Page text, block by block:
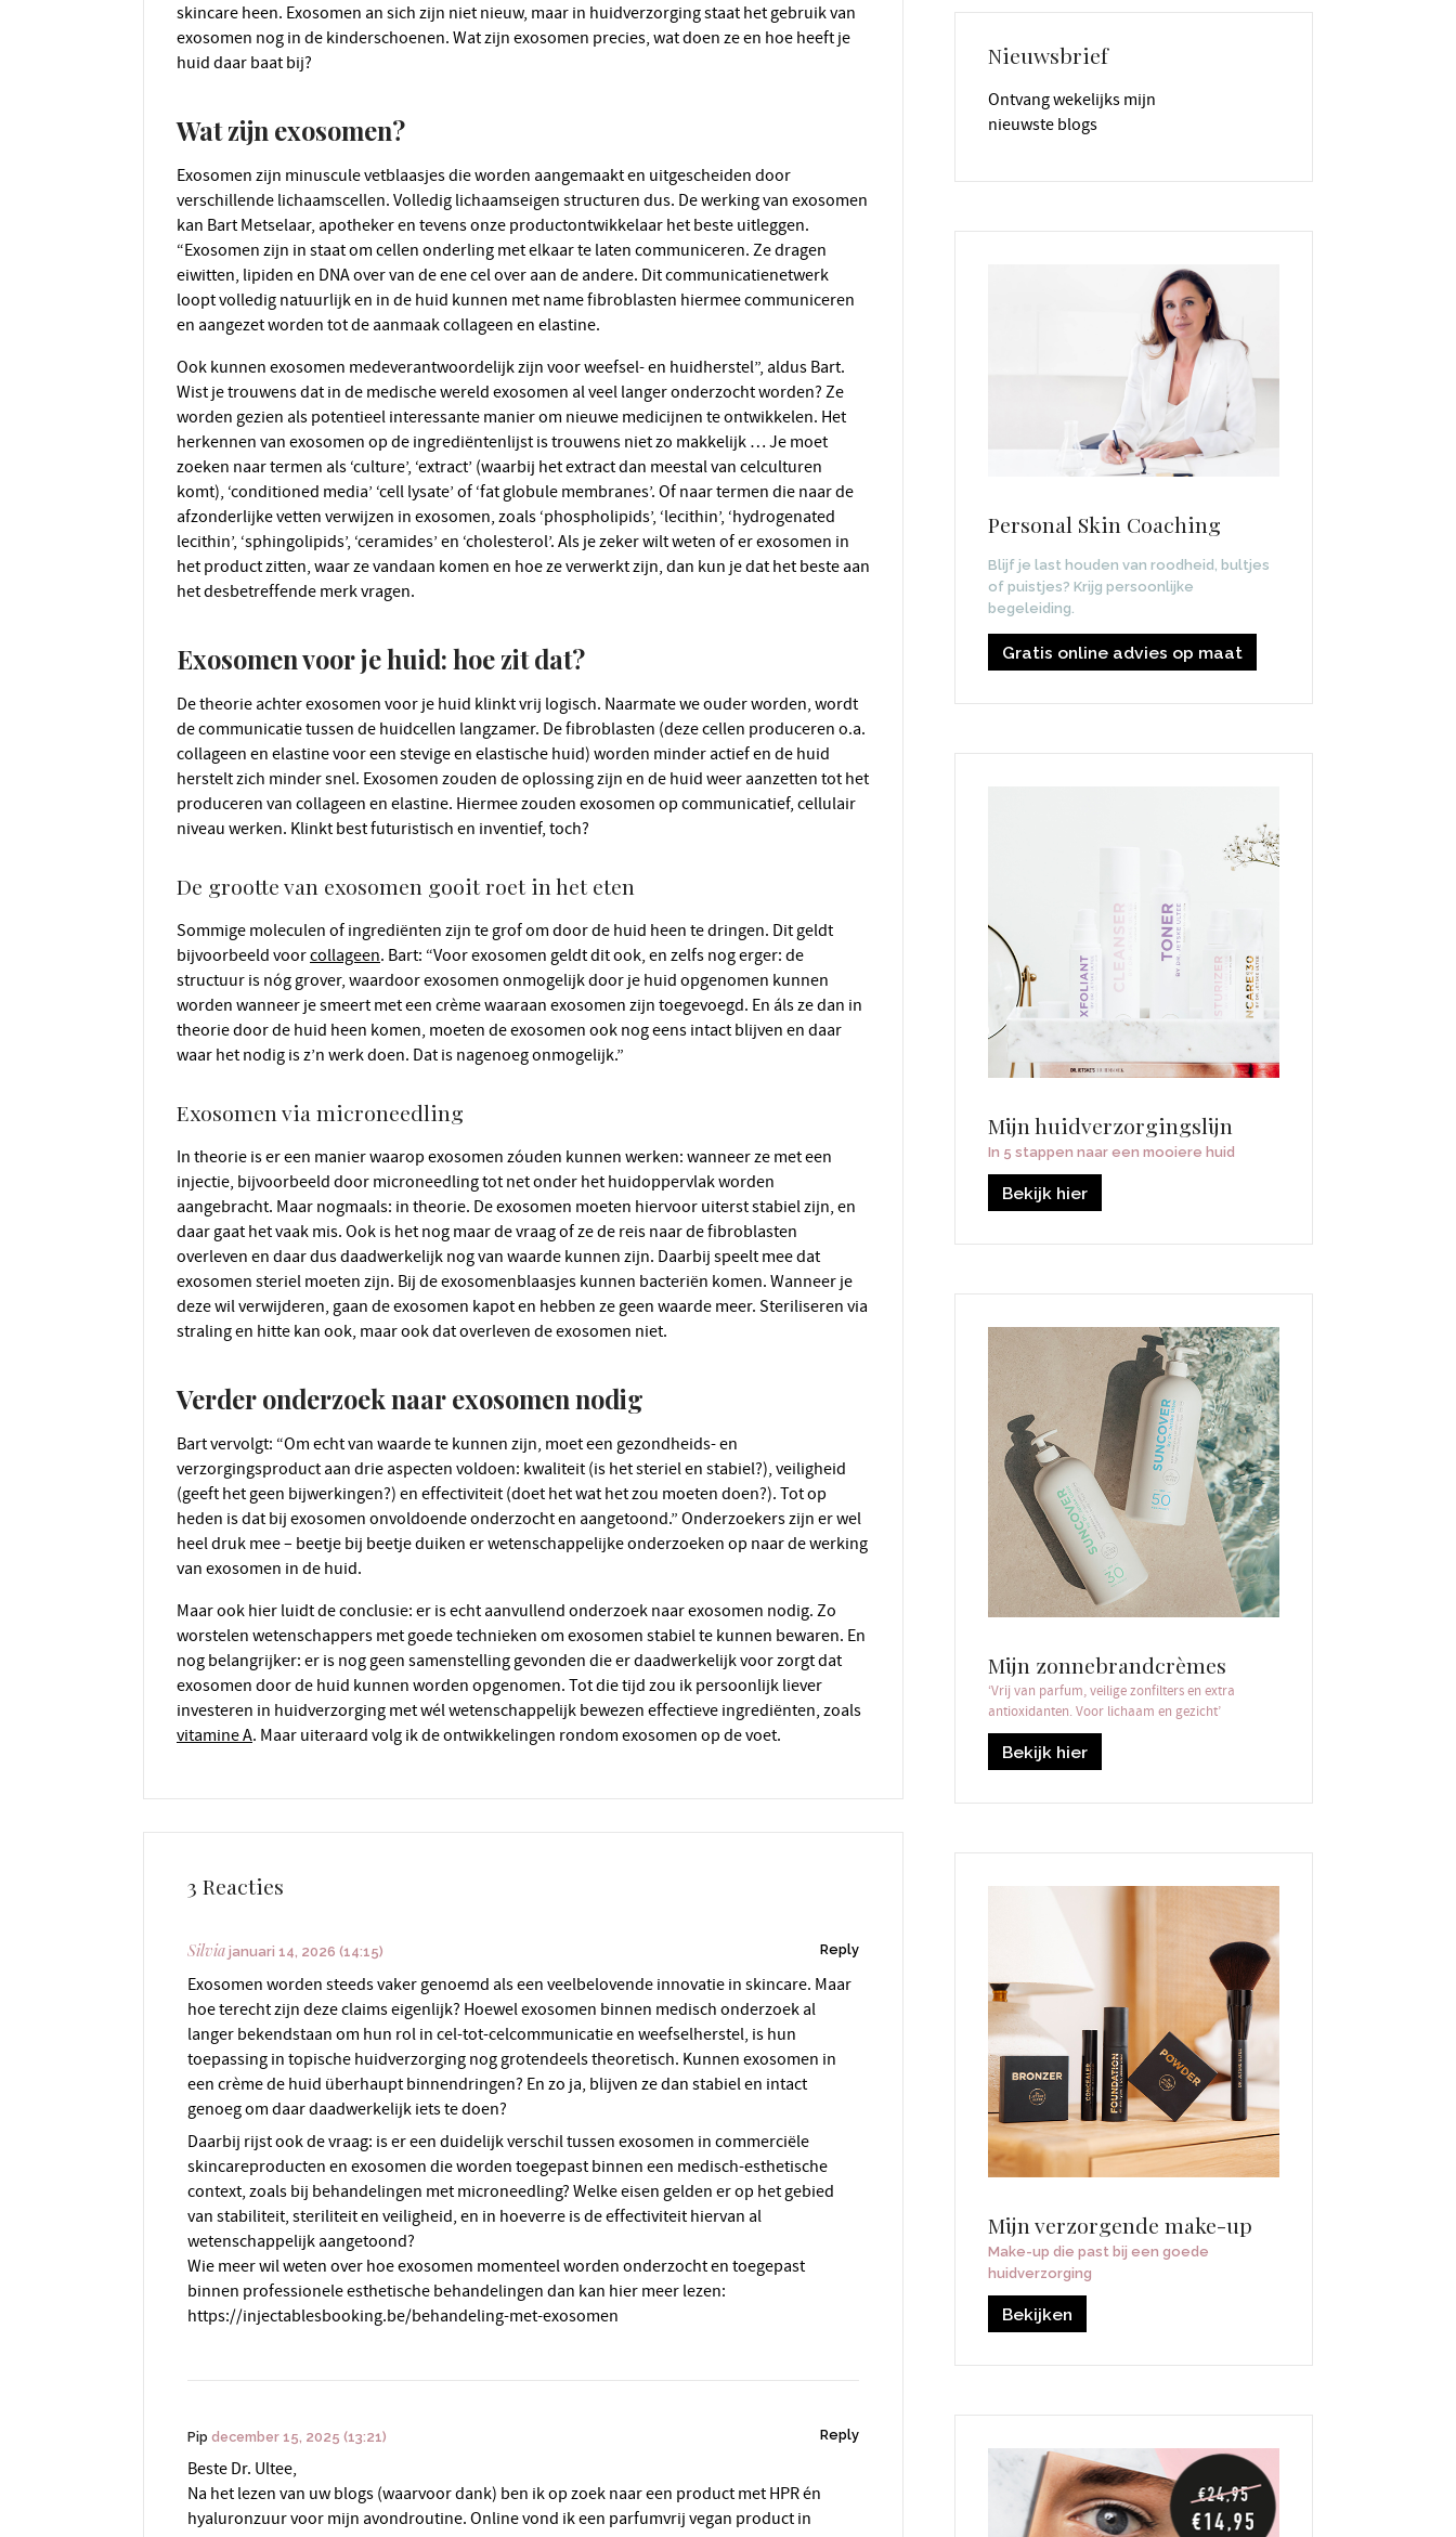
skincare heen. Exosomen an sich zijn niet nieuw, maar in huidverzorging staat het gebruik van
exosomen nog in de kinderschoenen. Wat zijn exosomen precies, wat doen ze en hoe heeft je
huid daar baat bij?
Wat zijn exosomen?
Exosomen zijn minuscule vetblaasjes die worden aangemaakt en uitgescheiden door
verschillende lichaamscellen. Volledig lichaamseigen structuren dus. De werking van exosomen
kan Bart Metselaar, apotheker en tevens onze productontwikkelaar het beste uitleggen.
“Exosomen zijn in staat om cellen onderling met elkaar te laten communiceren. Ze dragen
eiwitten, lipiden en DNA over van de ene cel over aan de andere. Dit communicatienetwerk
loopt volledig natuurlijk en in de huid kunnen met name fibroblasten hiermee communiceren
en aangezet worden tot de aanmaak collageen en elastine.
Ook kunnen exosomen medeverantwoordelijk zijn voor weefsel- en huidherstel”, aldus Bart.
Wist je trouwens dat in de medische wereld exosomen al veel langer onderzocht worden? Ze
worden gezien als potentieel interessante manier om nieuwe medicijnen te ontwikkelen. Het
herkennen van exosomen op de ingrediëntenlijst is trouwens niet zo makkelijk … Je moet
zoeken naar termen als ‘culture’, ‘extract’ (waarbij het extract dan meestal van celculturen
komt), ‘conditioned media’ ‘cell lysate’ of ‘fat globule membranes’. Of naar termen die naar de
afzonderlijke vetten verwijzen in exosomen, zoals ‘phospholipids’, ‘lecithin’, ‘hydrogenated
lecithin’, ‘sphingolipids’, ‘ceramides’ en ‘cholesterol’. Als je zeker wilt weten of er exosomen in
het product zitten, waar ze vandaan komen en hoe ze verwerkt zijn, dan kun je dat het beste aan
het desbetreffende merk vragen.
Exosomen voor je huid: hoe zit dat?
De theorie achter exosomen voor je huid klinkt vrij logisch. Naarmate we ouder worden, wordt
de communicatie tussen de huidcellen langzamer. De fibroblasten (deze cellen produceren o.a.
collageen en elastine voor een stevige en elastische huid) worden minder actief en de huid
herstelt zich minder snel. Exosomen zouden de oplossing zijn en de huid weer aanzetten tot het
produceren van collageen en elastine. Hiermee zouden exosomen op communicatief, cellulair
niveau werken. Klinkt best futuristisch en inventief, toch?
De grootte van exosomen gooit roet in het eten
Sommige moleculen of ingrediënten zijn te grof om door de huid heen te dringen. Dit geldt
bijvoorbeeld voorcollageen. Bart: “Voor exosomen geldt dit ook, en zelfs nog erger: de
structuur is nóg grover, waardoor exosomen onmogelijk door je huid opgenomen kunnen
worden wanneer je smeert met een crème waaraan exosomen zijn toegevoegd. En áls ze dan in
theorie door de huid heen komen, moeten de exosomen ook nog eens intact blijven en daar
waar het nodig is z’n werk doen. Dat is nagenoeg onmogelijk.”
Exosomen via microneedling
In theorie is er een manier waarop exosomen zóuden kunnen werken: wanneer ze met een
injectie, bijvoorbeeld door microneedling tot net onder het huidoppervlak worden
aangebracht. Maar nogmaals: in theorie. De exosomen moeten hiervoor uiterst stabiel zijn, en
daar gaat het vaak mis. Ook is het nog maar de vraag of ze de reis naar de fibroblasten
overleven en daar dus daadwerkelijk nog van waarde kunnen zijn. Daarbij speelt mee dat
exosomen steriel moeten zijn. Bij de exosomenblaasjes kunnen bacteriën komen. Wanneer je
deze wil verwijderen, gaan de exosomen kapot en hebben ze geen waarde meer. Steriliseren via
straling en hitte kan ook, maar ook dat overleven de exosomen niet.
Verder onderzoek naar exosomen nodig
Bart vervolgt: “Om echt van waarde te kunnen zijn, moet een gezondheids- en
verzorgingsproduct aan drie aspecten voldoen: kwaliteit (is het steriel en stabiel?), veiligheid
(geeft het geen bijwerkingen?) en effectiviteit (doet het wat het zou moeten doen?). Tot op
heden is dat bij exosomen onvoldoende onderzocht en aangetoond.” Onderzoekers zijn er wel
heel druk mee – beetje bij beetje duiken er wetenschappelijke onderzoeken op naar de werking
van exosomen in de huid.
Maar ook hier luidt de conclusie: er is echt aanvullend onderzoek naar exosomen nodig. Zo
worstelen wetenschappers met goede technieken om exosomen stabiel te kunnen bewaren. En
nog belangrijker: er is nog geen samenstelling gevonden die er daadwerkelijk voor zorgt dat
exosomen door de huid kunnen worden opgenomen. Tot die tijd zou ik persoonlijk liever
investeren in huidverzorging met wél wetenschappelijk bewezen effectieve ingrediënten, zoals
vitamine A. Maar uiteraard volg ik de ontwikkelingen rondom exosomen op de voet.
3 Reacties
Silvia januari 14, 2026 (14:15) Reply
Exosomen worden steeds vaker genoemd als een veelbelovende innovatie in skincare. Maar
hoe terecht zijn deze claims eigenlijk? Hoewel exosomen binnen medisch onderzoek al
langer bekendstaan om hun rol in cel-tot-celcommunicatie en weefselherstel, is hun
toepassing in topische huidverzorging nog grotendeels theoretisch. Kunnen exosomen in
een crème de huid überhaupt binnendringen? En zo ja, blijven ze dan stabiel en intact
genoeg om daar daadwerkelijk iets te doen?
Daarbij rijst ook de vraag: is er een duidelijk verschil tussen exosomen in commerciële
skincareproducten en exosomen die worden toegepast binnen een medisch-esthetische
context, zoals bij behandelingen met microneedling? Welke eisen gelden er op het gebied
van stabiliteit, steriliteit en veiligheid, en in hoeverre is de effectiviteit hiervan al
wetenschappelijk aangetoond?
Wie meer wil weten over hoe exosomen momenteel worden onderzocht en toegepast
binnen professionele esthetische behandelingen dan kan hier meer lezen:
https://injectablesbooking.be/behandeling-met-exosomen
Pip december 15, 2025 (13:21) Reply
Beste Dr. Ultee,
Na het lezen van uw blogs (waarvoor dank) ben ik op zoek naar een product met HPR én
hyaluronzuur voor mijn avondroutine. Online vond ik een parfumvrij vegan product in
Nieuwsbrief
Ontvang wekelijks mijn
nieuwste blogs
Personal Skin Coaching
Blijf je last houden van roodheid, bultjes
of puistjes? Krijg persoonlijke
begeleiding.
Gratis online advies op maat
Mijn huidverzorgingslijn
In 5 stappen naar een mooiere huid
Bekijk hier
Mijn zonnebrandcrèmes
‘Vrij van parfum, veilige zonfilters en extra
antioxidanten. Voor lichaam en gezicht’
Bekijk hier
Mijn verzorgende make-up
Make-up die past bij een goede
huidverzorging
Bekijken